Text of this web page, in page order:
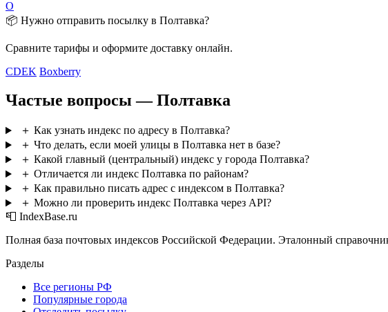
О
📦 Нужно отправить посылку в Полтавка?
Сравните тарифы и оформите доставку онлайн.
CDEK Boxberry
Частые вопросы — Полтавка
＋ Как узнать индекс по адресу в Полтавка?
＋ Что делать, если моей улицы в Полтавка нет в базе?
＋ Какой главный (центральный) индекс у города Полтавка?
＋ Отличается ли индекс Полтавка по районам?
＋ Как правильно писать адрес с индексом в Полтавка?
＋ Можно ли проверить индекс Полтавка через API?
📮 IndexBase.ru
Полная база почтовых индексов Российской Федерации. Эталонный
Разделы
Все регионы РФ
Популярные города